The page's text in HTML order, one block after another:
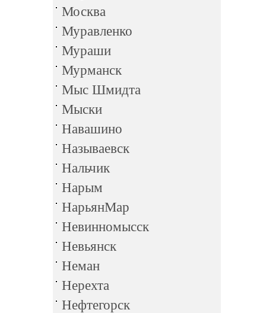
Москва
Муравленко
Мураши
Мурманск
Мыс Шмидта
Мыски
Навашино
Называевск
Нальчик
Нарым
НарьянМар
Невинномысск
Невьянск
Неман
Нерехта
Нефтегорск